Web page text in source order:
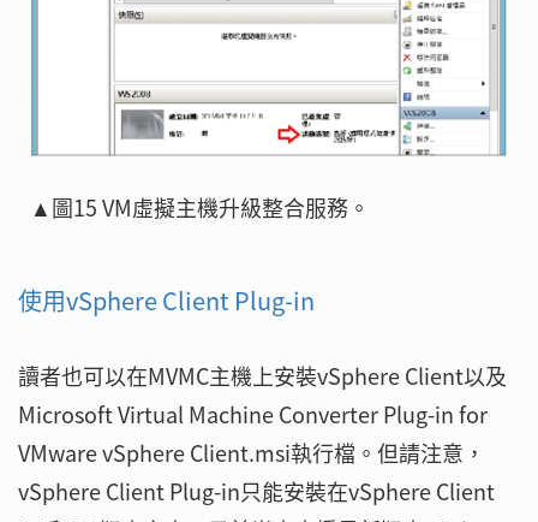
▲圖15 VM虛擬主機升級整合服務。
使用vSphere Client Plug-in
讀者也可以在MVMC主機上安裝vSphere Client以及
Microsoft Virtual Machine Converter Plug-in for
VMware vSphere Client.msi執行檔。但請注意，
vSphere Client Plug-in只能安裝在vSphere Client